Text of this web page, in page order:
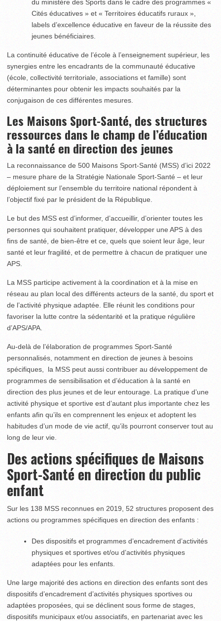
du ministère des Sports dans le cadre des programmes «
Cités éducatives » et « Territoires éducatifs ruraux »,
labels d’excellence éducative en faveur de la réussite des
jeunes bénéficiaires.
La continuité éducative de l’école à l’enseignement supérieur, les
synergies entre les encadrants de la communauté éducative
(école, collectivité territoriale, associations et famille) sont
déterminantes pour obtenir les impacts souhaités par la
conjugaison de ces différentes mesures.
Les Maisons Sport-Santé, des structures
ressources dans le champ de l’éducation
à la santé en direction des jeunes
La reconnaissance de 500 Maisons Sport-Santé (MSS) d’ici 2022
– mesure phare de la Stratégie Nationale Sport-Santé – et leur
déploiement sur l’ensemble du territoire national répondent à
l’objectif fixé par le président de la République.
Le but des MSS est d’informer, d’accueillir, d’orienter toutes les
personnes qui souhaitent pratiquer, développer une APS à des
fins de santé, de bien-être et ce, quels que soient leur âge, leur
santé et leur fragilité, et de permettre à chacun de pratiquer une
APS.
La MSS participe activement à la coordination et à la mise en
réseau au plan local des différents acteurs de la santé, du sport et
de l’activité physique adaptée. Elle réunit les conditions pour
favoriser la lutte contre la sédentarité et la pratique régulière
d’APS/APA.
Au-delà de l’élaboration de programmes Sport-Santé
personnalisés, notamment en direction de jeunes à besoins
spécifiques, la MSS peut aussi contribuer au développement de
programmes de sensibilisation et d’éducation à la santé en
direction des plus jeunes et de leur entourage. La pratique d’une
activité physique et sportive est d’autant plus importante chez les
enfants afin qu’ils en comprennent les enjeux et adoptent les
habitudes d’un mode de vie actif, qu’ils pourront conserver tout au
long de leur vie.
Des actions spécifiques de Maisons
Sport-Santé en direction du public
enfant
Sur les 138 MSS reconnues en 2019, 52 structures proposent des
actions ou programmes spécifiques en direction des enfants :
Des dispositifs et programmes d’encadrement d’activités
physiques et sportives et/ou d’activités physiques
adaptées pour les enfants.
Une large majorité des actions en direction des enfants sont des
dispositifs d’encadrement d’activités physiques sportives ou
adaptées proposées, qui se déclinent sous forme de stages,
dispositifs municipaux et/ou associatifs, en partenariat avec les